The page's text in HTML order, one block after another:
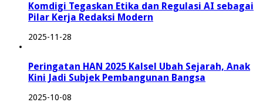
Komdigi Tegaskan Etika dan Regulasi AI sebagai
Pilar Kerja Redaksi Modern
2025-11-28
Peringatan HAN 2025 Kalsel Ubah Sejarah, Anak
Kini Jadi Subjek Pembangunan Bangsa
2025-10-08